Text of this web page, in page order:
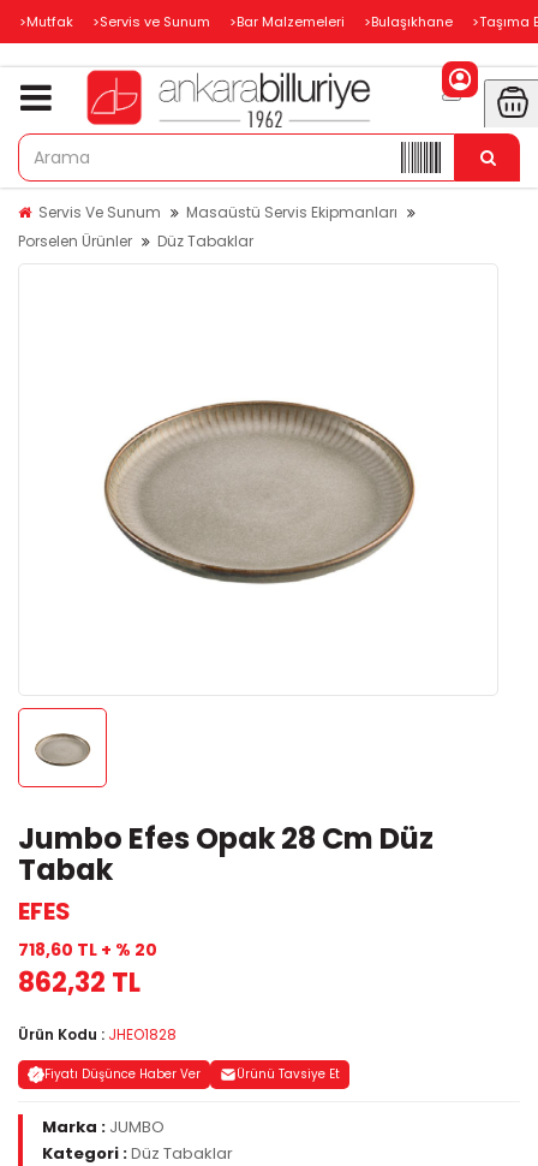
>Mutfak >Servis ve Sunum >Bar Malzemeleri >Bulaşıkhane >Taşıma
Servis Ve Sunum
Masaüstü Servis Ekipmanları
Porselen Ürünler
Düz Tabaklar
Jumbo Efes Opak 28 Cm Düz
Tabak
EFES
718,60 TL + % 20
862,32 TL
Ürün Kodu : JHEO1828
Fiyatı Düşünce Haber Ver Ürünü Tavsiye Et
Marka : JUMBO
Kategori :Düz Tabaklar